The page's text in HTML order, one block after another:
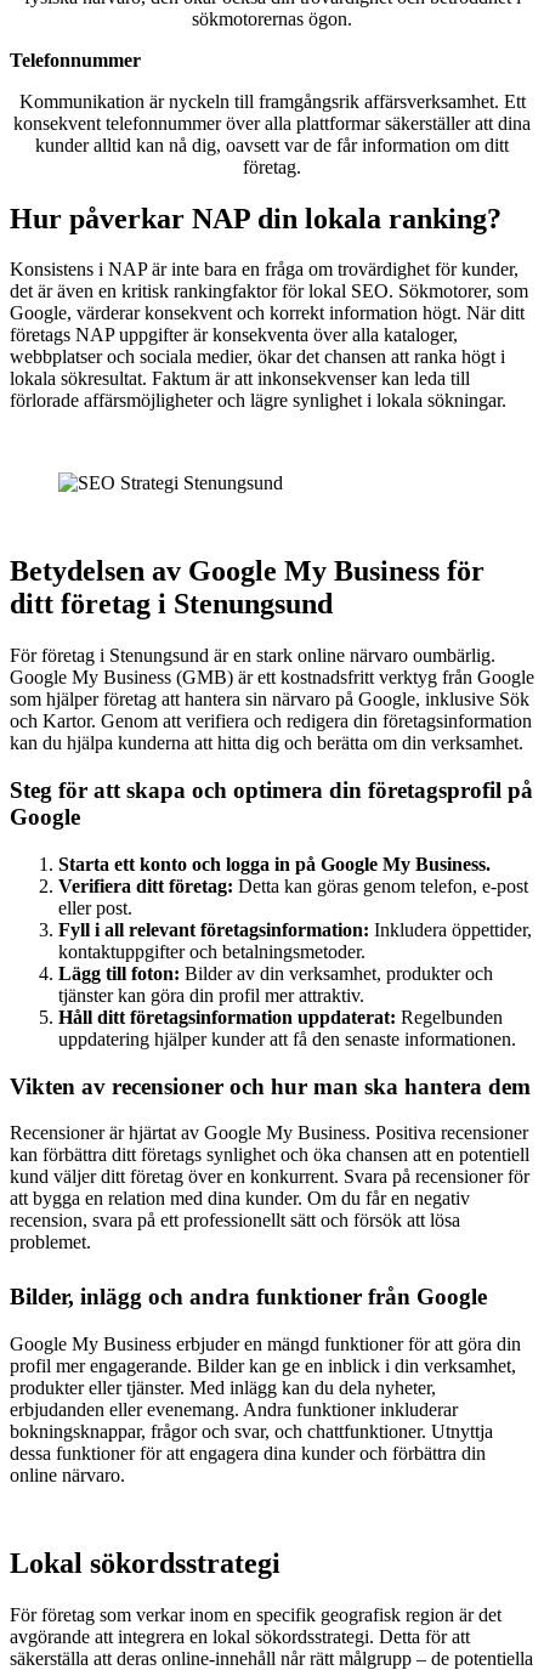
sökmotorernas ögon.
Telefonnummer
Kommunikation är nyckeln till framgångsrik affärsverksamhet. Ett
konsekvent telefonnummer över alla plattformar säkerställer att dina
kunder alltid kan nå dig, oavsett var de får information om ditt
företag.
Hur påverkar NAP din lokala ranking?
Konsistens i NAP är inte bara en fråga om trovärdighet för kunder,
det är även en kritisk rankingfaktor för lokal SEO. Sökmotorer, som
Google, värderar konsekvent och korrekt information högt. När ditt
företags NAP uppgifter är konsekventa över alla kataloger,
webbplatser och sociala medier, ökar det chansen att ranka högt i
lokala sökresultat. Faktum är att inkonsekvenser kan leda till
förlorade affärsmöjligheter och lägre synlighet i lokala sökningar.
Betydelsen av Google My Business för
ditt företag i Stenungsund
För företag i Stenungsund är en stark online närvaro oumbärlig.
Google My Business (GMB) är ett kostnadsfritt verktyg från Google
som hjälper företag att hantera sin närvaro på Google, inklusive Sök
och Kartor. Genom att verifiera och redigera din företagsinformation
kan du hjälpa kunderna att hitta dig och berätta om din verksamhet.
Steg för att skapa och optimera din företagsprofil på
Google
Starta ett konto och logga in på Google My Business.
Verifiera ditt företag: Detta kan göras genom telefon, e-post
eller post.
Fyll i all relevant företagsinformation: Inkludera öppettider,
kontaktuppgifter och betalningsmetoder.
Lägg till foton: Bilder av din verksamhet, produkter och
tjänster kan göra din profil mer attraktiv.
Håll ditt företagsinformation uppdaterat: Regelbunden
uppdatering hjälper kunder att få den senaste informationen.
Vikten av recensioner och hur man ska hantera dem
Recensioner är hjärtat av Google My Business. Positiva recensioner
kan förbättra ditt företags synlighet och öka chansen att en potentiell
kund väljer ditt företag över en konkurrent. Svara på recensioner för
att bygga en relation med dina kunder. Om du får en negativ
recension, svara på ett professionellt sätt och försök att lösa
problemet.
Bilder, inlägg och andra funktioner från Google
Google My Business erbjuder en mängd funktioner för att göra din
profil mer engagerande. Bilder kan ge en inblick i din verksamhet,
produkter eller tjänster. Med inlägg kan du dela nyheter,
erbjudanden eller evenemang. Andra funktioner inkluderar
bokningsknappar, frågor och svar, och chattfunktioner. Utnyttja
dessa funktioner för att engagera dina kunder och förbättra din
online närvaro.
Lokal sökordsstrategi
För företag som verkar inom en specifik geografisk region är det
avgörande att integrera en lokal sökordsstrategi. Detta för att
säkerställa att deras online-innehåll når rätt målgrupp – de potentiella